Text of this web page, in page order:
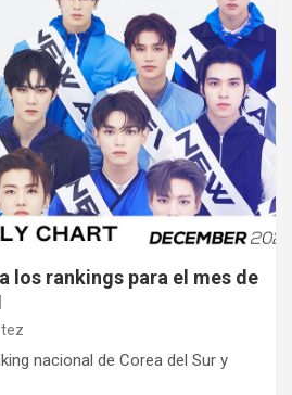
los rankings para el mes de
nacional de Corea del Sur y